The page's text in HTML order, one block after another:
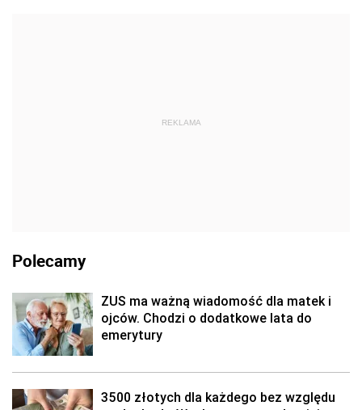
REKLAMA
Polecamy
ZUS ma ważną wiadomość dla matek i
ojców. Chodzi o dodatkowe lata do
emerytury
3500 złotych dla każdego bez względu